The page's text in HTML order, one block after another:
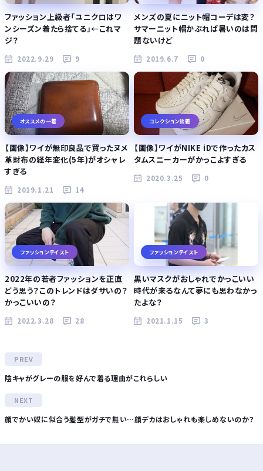
ファッション上級者「ユニクロはワ
ンシーズン着たら捨てる」←これマ
ジ？
2022.9.29 9
メンズの夏にニット帽コーデは変？
サマーニット帽かぶれば暑いのは問
題ないけど
2019.6.7 0
オススメの一着
【画像】ワイが無印良品で買ったヌメ
革財布の経年変化(5年)がオシャレ
すぎる
2019.1.21 14
コレクション談義
【画像】ワイがNIKE iDで作ったカス
タムスニーカーがかっこよすぎる
2020.3.25 0
ファッションテイスト
2022年の若者ファッションを正直
どう思う？このトレンドはダサいの？
かっこいいの？
2022.3.28 28
ファッションテイスト
黒いマスクがおしゃれでかっこいい
時代が来るなんて夢にも思わなかっ
たよな？
2021.1.15 3
陰キャがグレーの服を好んで着る理由がこれらしい
顔でかい奴に似合う髪型がガチで無い…顔デカはおしゃれも楽しめないのか？